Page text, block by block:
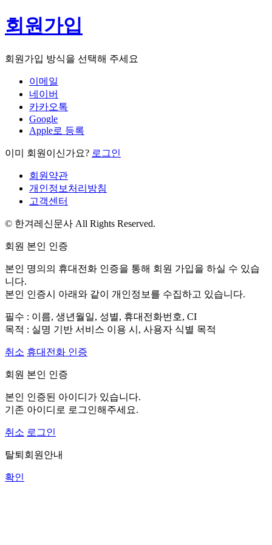
회원가입
회원가입 방식을 선택해 주세요
이메일
네이버
카카오톡
Google
Apple로 등록
이미 회원이신가요? 로그인
회원약관
개인정보처리방침
고객센터
© 한겨레신문사 All Rights Reserved.
회원 본인 인증
본인 명의의 휴대전화 인증을 통해 회원 가입을 하실 수 있습
니다.
본인 인증시 아래와 같이 개인정보를 수집하고 있습니다.
필수 : 이름, 생년월일, 성별, 휴대전화번호, CI
목적 : 실명 기반 서비스 이용 시, 사용자 식별 목적
취소 휴대전화 인증
회원 본인 인증
본인 인증된 아이디가 있습니다.
기존 아이디로 로그인해주세요.
취소 로그인
탈퇴회원안내
확인